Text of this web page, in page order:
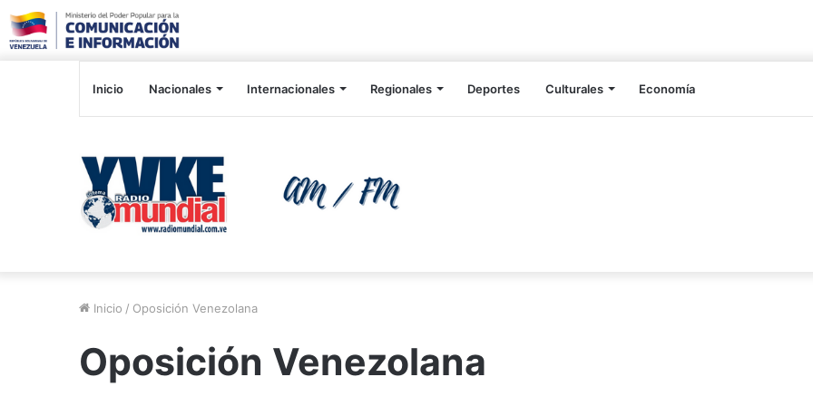
Inicio Nacionales Internacionales Regionales Deportes Culturales Economía
Inicio / Oposición Venezolana
Oposición Venezolana